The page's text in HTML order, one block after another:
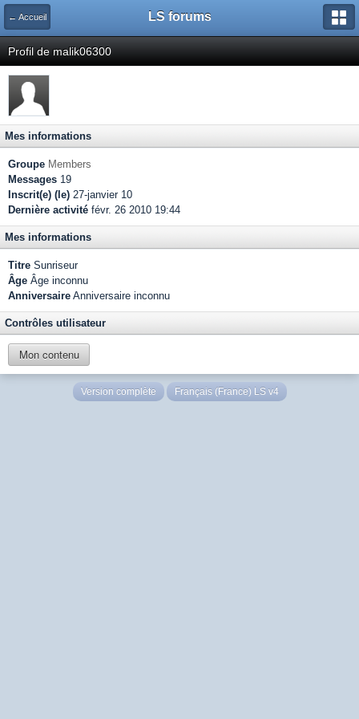
← Accueil LS forums
Profil de malik06300
Mes informations
Groupe Members
Messages 19
Inscrit(e) (le) 27-janvier 10
Dernière activité févr. 26 2010 19:44
Mes informations
Titre Sunriseur
Âge Âge inconnu
Anniversaire Anniversaire inconnu
Contrôles utilisateur
Mon contenu
Version complète Français (France) LS v4